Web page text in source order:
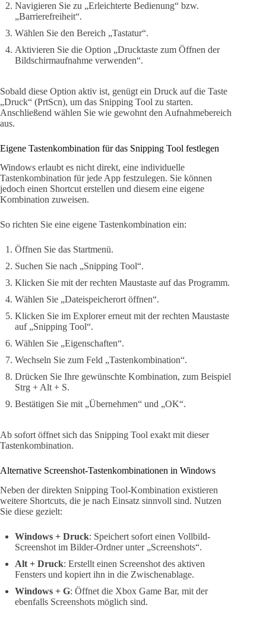
Navigieren Sie zu „Erleichterte Bedienung“ bzw.
„Barrierefreiheit“.
Wählen Sie den Bereich „Tastatur“.
Aktivieren Sie die Option „Drucktaste zum Öffnen der
Bildschirmaufnahme verwenden“.
Sobald diese Option aktiv ist, genügt ein Druck auf die Taste
„Druck“ (PrtScn), um das Snipping Tool zu starten.
Anschließend wählen Sie wie gewohnt den Aufnahmebereich
aus.
Eigene Tastenkombination für das Snipping Tool festlegen
Windows erlaubt es nicht direkt, eine individuelle
Tastenkombination für jede App festzulegen. Sie können
jedoch einen Shortcut erstellen und diesem eine eigene
Kombination zuweisen.
So richten Sie eine eigene Tastenkombination ein:
Öffnen Sie das Startmenü.
Suchen Sie nach „Snipping Tool“.
Klicken Sie mit der rechten Maustaste auf das Programm.
Wählen Sie „Dateispeicherort öffnen“.
Klicken Sie im Explorer erneut mit der rechten Maustaste
auf „Snipping Tool“.
Wählen Sie „Eigenschaften“.
Wechseln Sie zum Feld „Tastenkombination“.
Drücken Sie Ihre gewünschte Kombination, zum Beispiel
Strg + Alt + S.
Bestätigen Sie mit „Übernehmen“ und „OK“.
Ab sofort öffnet sich das Snipping Tool exakt mit dieser
Tastenkombination.
Alternative Screenshot-Tastenkombinationen in Windows
Neben der direkten Snipping Tool-Kombination existieren
weitere Shortcuts, die je nach Einsatz sinnvoll sind. Nutzen
Sie diese gezielt:
Windows + Druck: Speichert sofort einen Vollbild-
Screenshot im Bilder-Ordner unter „Screenshots“.
Alt + Druck: Erstellt einen Screenshot des aktiven
Fensters und kopiert ihn in die Zwischenablage.
Windows + G: Öffnet die Xbox Game Bar, mit der
ebenfalls Screenshots möglich sind.